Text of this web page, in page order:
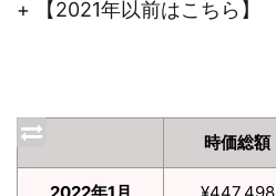
+ 【2021年以前はこちら】
時価総額